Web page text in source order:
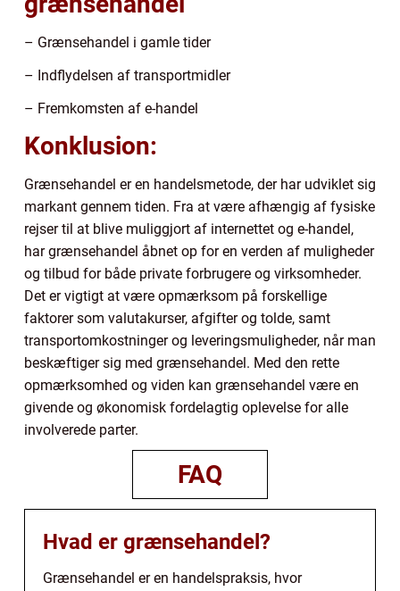
– Grænsehandel i gamle tider
– Indflydelsen af transportmidler
– Fremkomsten af e-handel
Konklusion:
Grænsehandel er en handelsmetode, der har udviklet sig
markant gennem tiden. Fra at være afhængig af fysiske
rejser til at blive muliggjort af internettet og e-handel,
har grænsehandel åbnet op for en verden af muligheder
og tilbud for både private forbrugere og virksomheder.
Det er vigtigt at være opmærksom på forskellige
faktorer som valutakurser, afgifter og tolde, samt
transportomkostninger og leveringsmuligheder, når man
beskæftiger sig med grænsehandel. Med den rette
opmærksomhed og viden kan grænsehandel være en
givende og økonomisk fordelagtig oplevelse for alle
involverede parter.
FAQ
Hvad er grænsehandel?
Grænsehandel er en handelspraksis, hvor